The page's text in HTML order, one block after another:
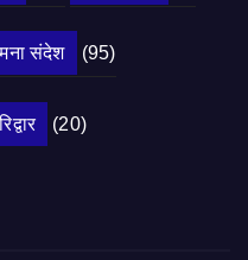
संदेश (95)
(20)